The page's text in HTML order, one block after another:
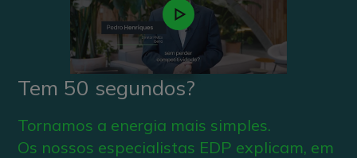
Tem 50 segundos?
Tornamos a energia mais simples.
Os nossos especialistas EDP explicam, em